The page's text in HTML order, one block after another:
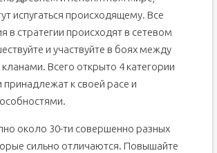
испугаться происходящему. Все
в стратегии происходят в сетевом
и участвуйте в боях между
Всего открыто 4 категории
принадлежат к своей расе и
около 30-ти совершенно разных
сильно отличаются. Повышайте